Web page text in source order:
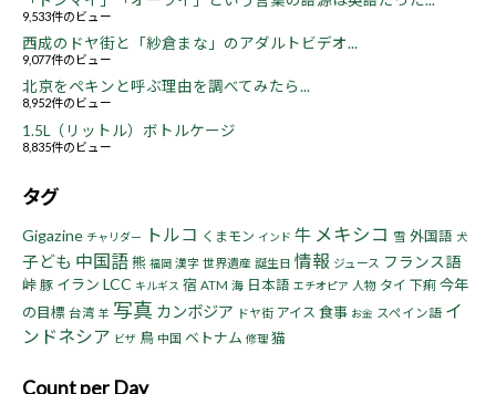
9,533件のビュー
西成のドヤ街と「紗倉まな」のアダルトビデオ...
9,077件のビュー
北京をペキンと呼ぶ理由を調べてみたら...
8,952件のビュー
1.5L（リットル）ボトルケージ
8,835件のビュー
タグ
Gigazine チャリダー トルコ くまモン インド 牛 メキシコ 雪 外国語 犬
子ども 中国語熊 福岡 漢字 世界遺産 誕生日 情報 ジュース フランス語
峠 豚 イラン LCC キルギス 宿 ATM 海 日本語 エチオピア 人物 タイ 下痢 今年
の目標 台湾 羊 写真 カンボジア ドヤ街 アイス 食事 お金 スペイン語 イ
ンドネシア ビザ 鳥 中国 ベトナム 修理 猫
Count per Day